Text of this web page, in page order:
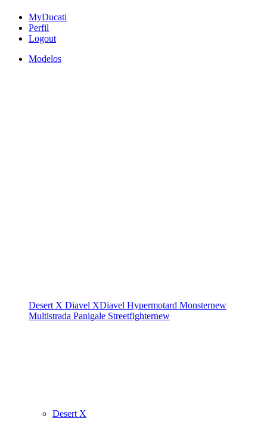
MyDucati
Perfil
Logout
Modelos
Desert X Diavel XDiavel Hypermotard Monsternew
Multistrada Panigale Streetfighternew
Desert X